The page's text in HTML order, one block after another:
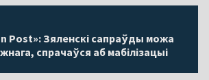
Post»: Зяленскі сапраўды можа
спрачаўся аб мабілізацыі